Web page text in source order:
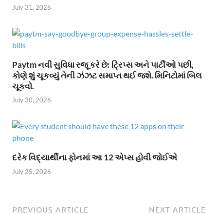
July 31, 2026
Paytm નવી સુવિધા રજૂ કરે છે: ટ્રિપ્સ અને પાર્ટીઓ પછી,
કોણે શું ચૂકવ્યું તેની ઝંઝટ સમાપ્ત થઈ જશે. મિનિટોમાં બિલ
ચૂકવો.
July 30, 2026
દરેક વિદ્યાર્થીના ફોનમાં આ 12 એપ્સ હોવી જોઈએ
July 25, 2026
PREVIOUS ARTICLE NEXT ARTICLE